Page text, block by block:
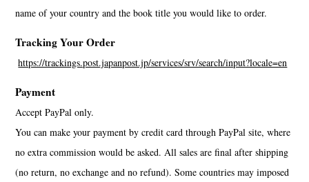
name of your country and the book title you would like to order.
Tracking Your Order
https://trackings.post.japanpost.jp/services/srv/search/input?locale=en
Payment
Accept PayPal only.
You can make your payment by credit card through PayPal site, where
no extra commission would be asked. All sales are final after shipping
(no return, no exchange and no refund). Some countries may imposed